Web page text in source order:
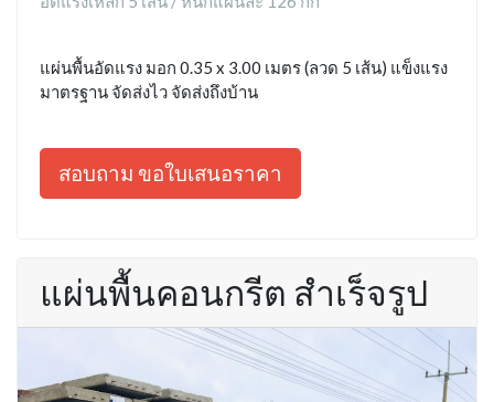
แผ่นพื้นอัดแรง มอก 0.35 x 3.00 เมตร (ลวด 5 เส้น) แข็งแรง
มาตรฐาน จัดส่งไว จัดส่งถึงบ้าน
สอบถาม ขอใบเสนอราคา
แผ่นพื้นคอนกรีต สำเร็จรูป